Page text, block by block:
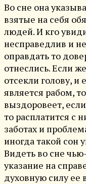
Во сне она
взятые на себя
людей. И кго
несправедлив и
оправдать то
отнеслись. Если
отсекли голову, и
является рабом,
выздоровеет,
то расплатится с
заботах и
иногда такой сон
Видеть во сне
указание на
духовную силу ее